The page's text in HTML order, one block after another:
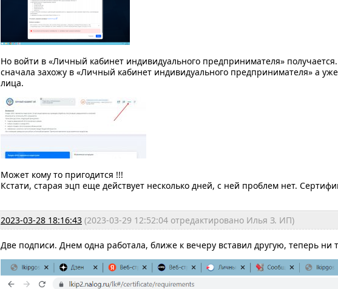
Но войти в «Личный кабинет индивидуального предпринимателя»
сначала захожу в «Личный кабинет индивидуального предпринимателя» а
лица.
Может кому то пригодится !!!
Кстати, старая эцп еще действует несколько дней, с ней проблем нет.
2023-03-28 18:16:43 (2023-03-29 12:52:04 отредактировано Илья З. ИП)
Две подписи. Днем одна работала, ближе к вечеру вставил другую, теперь ни